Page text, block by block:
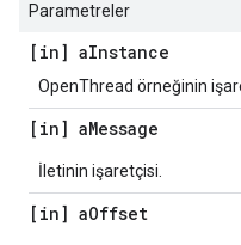
Parametreler
[in] aInstance
OpenThread örneğinin
[in] aMessage
İletinin işaretçisi.
[in] aOffset